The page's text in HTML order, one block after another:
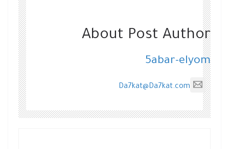
About Post Author
5abar-elyom
Da7kat@Da7kat.com